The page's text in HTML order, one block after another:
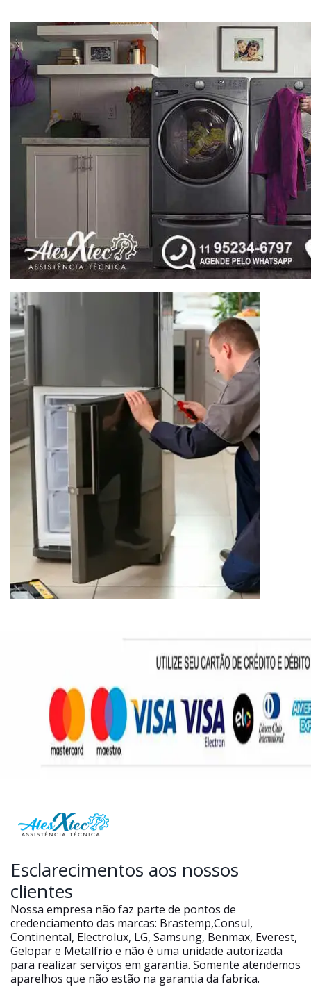
Esclarecimentos aos nossos
clientes
Nossa empresa não faz parte de pontos de
credenciamento das marcas: Brastemp,Consul,
Continental, Electrolux, LG, Samsung, Benmax, Everest,
Gelopar e Metalfrio e não é uma unidade autorizada
para realizar serviços em garantia. Somente atendemos
aparelhos que não estão na garantia da fabrica.